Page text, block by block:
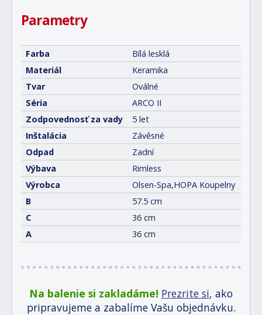
Parametry
Farba
Bílá lesklá
Materiál
Keramika
Tvar
Oválné
Séria
ARCO II
Zodpovednosť za vady
5 let
Inštalácia
Závěsné
Odpad
Zadní
Výbava
Rimless
Výrobca
Olsen-Spa,HOPA Koupelny
B
57.5 cm
C
36 cm
A
36 cm
Na balenie si zakladáme! Prezrite si, ako
pripravujeme a zabalíme Vašu objednávku.